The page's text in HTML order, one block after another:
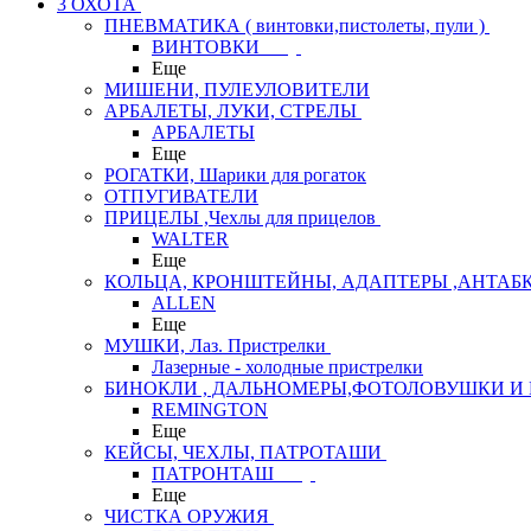
3 ОХОТА
ПНЕВМАТИКА ( винтовки,пистолеты, пули )
ВИНТОВКИ
Еще
МИШЕНИ, ПУЛЕУЛОВИТЕЛИ
АРБАЛЕТЫ, ЛУКИ, СТРЕЛЫ
АРБАЛЕТЫ
Еще
РОГАТКИ, Шарики для рогаток
ОТПУГИВАТЕЛИ
ПРИЦЕЛЫ ,Чехлы для прицелов
WALTER
Еще
КОЛЬЦА, КРОНШТЕЙНЫ, АДАПТЕРЫ
ALLEN
Еще
МУШКИ, Лаз. Пристрелки
Лазерные - холодные пристрелки
БИНОКЛИ , ДАЛЬНОМЕРЫ,ФОТОЛОВУШКИ И
REMINGTON
Еще
КЕЙСЫ, ЧЕХЛЫ, ПАТРОТАШИ
ПАТРОНТАШ
Еще
ЧИСТКА ОРУЖИЯ